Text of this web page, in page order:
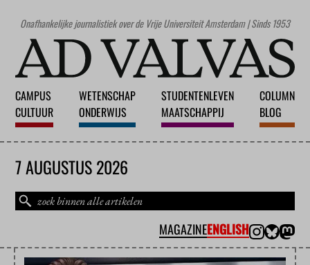
Onafhankelijke journalistiek over de Vrije Universiteit Amsterdam | Sinds 1953
CAMPUS
CULTUUR
WETENSCHAP
ONDERWIJS
STUDENTENLEVEN
MAATSCHAPPIJ
COLUMN
BLOG
7 AUGUSTUS 2026
MAGAZINEENGLISH